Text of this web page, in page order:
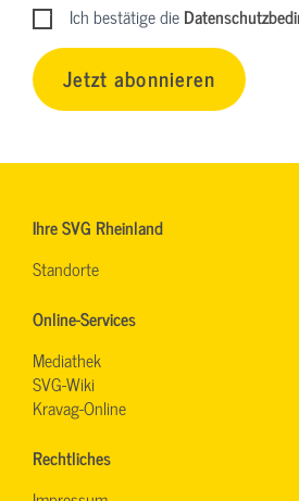
Ich bestätige die
Jetzt abonnieren
Ihre SVG Rheinland
Standorte
Online-Services
Mediathek
SVG-Wiki
Kravag-Online
Rechtliches